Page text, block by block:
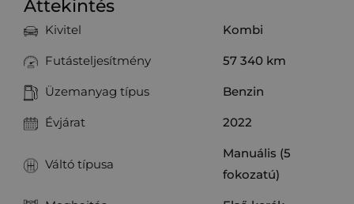
Áttekintés
Kivitel Kombi
Futásteljesítmény 57 340 km
Üzemanyag típus Benzin
Évjárat 2022
Váltó típusa
Manuális (5
fokozatú)